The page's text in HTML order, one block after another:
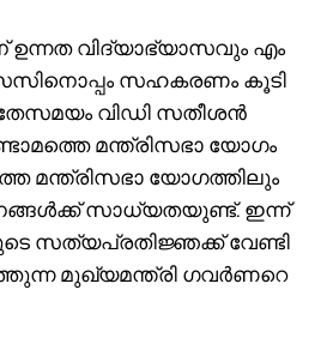
ഉന്നത വിദ്യാഭ്യാസവും എം
സഹകരണം കൂടി
വിഡി സതീശൻ
മന്ത്രിസഭാ യോഗം
മന്ത്രിസഭാ യോഗത്തിലും
സാധ്യതയുണ്ട്. ഇന്ന്
സത്യപ്രതിജ്ഞക്ക് വേണ്ടി
മുഖ്യമന്ത്രി ഗവർണറെ